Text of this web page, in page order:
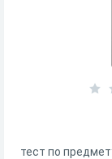
тест по